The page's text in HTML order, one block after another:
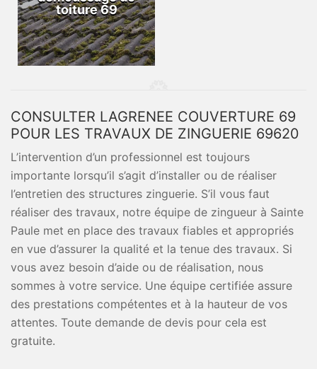
toiture 69
CONSULTER LAGRENEE COUVERTURE 69
POUR LES TRAVAUX DE ZINGUERIE 69620
L’intervention d’un professionnel est toujours
importante lorsqu’il s’agit d’installer ou de réaliser
l’entretien des structures zinguerie. S’il vous faut
réaliser des travaux, notre équipe de zingueur à Sainte
Paule met en place des travaux fiables et appropriés
en vue d’assurer la qualité et la tenue des travaux. Si
vous avez besoin d’aide ou de réalisation, nous
sommes à votre service. Une équipe certifiée assure
des prestations compétentes et à la hauteur de vos
attentes. Toute demande de devis pour cela est
gratuite.